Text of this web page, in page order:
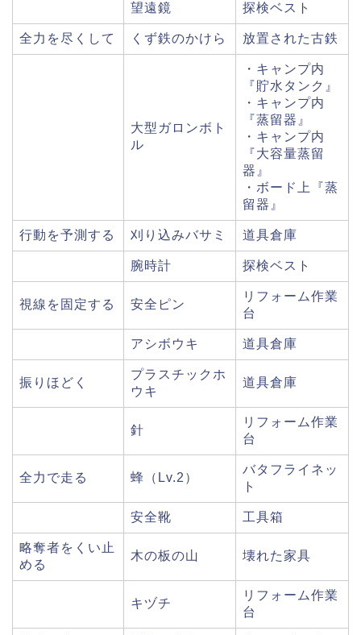
望遠鏡 探検ベスト
全力を尽くして くず鉄のかけら 放置された古鉄
大型ガロンボト
ル
・キャンプ内
『貯水タンク』
・キャンプ内
『蒸留器』
・キャンプ内
『大容量蒸留
器』
・ボード上『蒸
留器』
行動を予測する 刈り込みバサミ 道具倉庫
腕時計 探検ベスト
視線を固定する 安全ピン
リフォーム作業
台
アシボウキ 道具倉庫
振りほどく
プラスチックホ
ウキ
道具倉庫
針
リフォーム作業
台
全力で走る 蜂（Lv.2）
バタフライネッ
ト
安全靴 工具箱
略奪者をくい止
める
木の板の山 壊れた家具
キヅチ
リフォーム作業
台